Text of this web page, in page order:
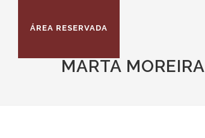
ÁREA RESERVADA
MARTA MOREIRA